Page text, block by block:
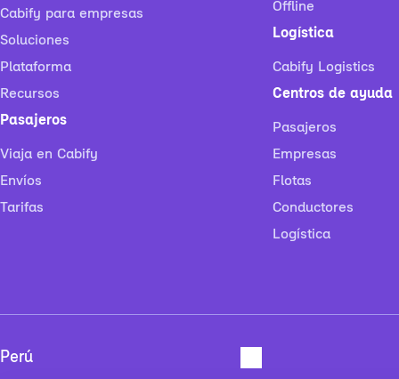
Cabify para empresas
Soluciones
Plataforma
Recursos
Pasajeros
Viaja en Cabify
Envíos
Tarifas
Offline
Logística
Cabify Logistics
Centros de ayuda
Pasajeros
Empresas
Flotas
Conductores
Logística